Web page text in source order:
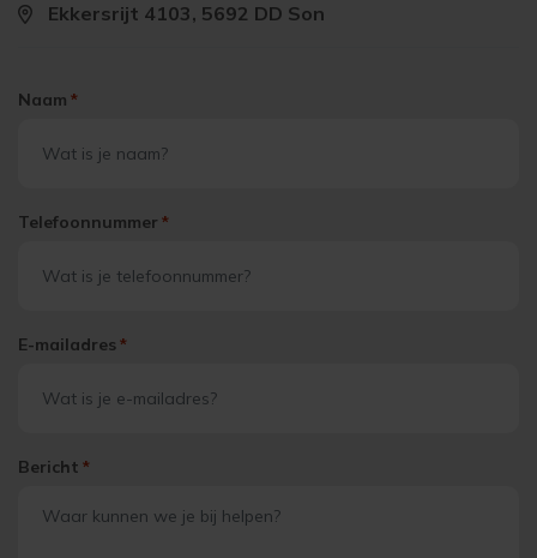
Ekkersrijt 4103, 5692 DD Son
Naam *
Telefoonnummer *
E-mailadres *
Bericht *